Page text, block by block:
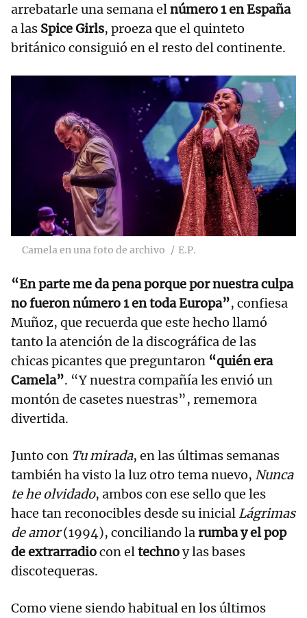
arrebatarle una semana elnúmero 1 en España
a las Spice Girls, proeza que el quinteto
británico consiguió en el resto del continente.
Camela en una foto de archivo E.P.
“En parte me da pena porque por nuestra culpa
no fueron número 1 en toda Europa”, confiesa
Muñoz, que recuerda que este hecho llamó
tanto la atención de la discográfica de las
chicas picantes que preguntaron “quién era
Camela”. “Y nuestra compañía les envió un
montón de casetes nuestras”, rememora
divertida.
Junto con Tu mirada, en las últimas semanas
también ha visto la luz otro tema nuevo, Nunca
te he olvidado, ambos con ese sello que les
hace tan reconocibles desde su inicial Lágrimas
de amor(1994), conciliando larumba y el pop
de extrarradiocon eltechnoy las bases
discotequeras.
Como viene siendo habitual en los últimos